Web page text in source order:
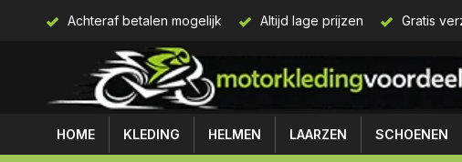
Achteraf betalen mogelijk Altijd lage prijzen Gratis
HOME KLEDING HELMEN LAARZEN SCHOENEN